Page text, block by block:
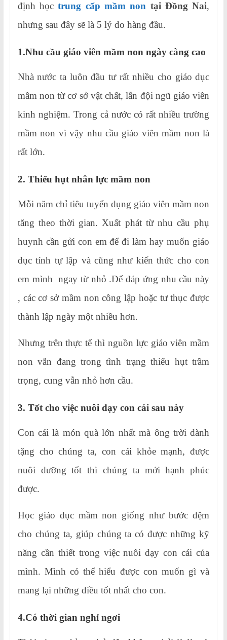
định học trung cấp mầm non tại Đồng Nai,
nhưng sau đây sẽ là 5 lý do hàng đầu.
1.Nhu cầu giáo viên mầm non ngày càng cao
Nhà nước ta luôn đầu tư rất nhiều cho giáo dục
mầm non từ cơ sở vật chất, lẫn đội ngũ giáo viên
kinh nghiệm. Trong cả nước có rất nhiều trường
mầm non vì vậy nhu cầu giáo viên mầm non là
rất lớn.
2. Thiếu hụt nhân lực mầm non
Mỗi năm chỉ tiêu tuyển dụng giáo viên mầm non
tăng theo thời gian. Xuất phát từ nhu cầu phụ
huynh cần gửi con em để đi làm hay muốn giáo
dục tính tự lập và cũng như kiến thức cho con
em mình ngay từ nhỏ .Để đáp ứng nhu cầu này
, các cơ sở mầm non công lập hoặc tư thục được
thành lập ngày một nhiều hơn.
Nhưng trên thực tế thì nguồn lực giáo viên mầm
non vẫn đang trong tình trạng thiếu hụt trầm
trọng, cung vẫn nhỏ hơn cầu.
3. Tốt cho việc nuôi dạy con cái sau này
Con cái là món quà lớn nhất mà ông trời dành
tặng cho chúng ta, con cái khỏe mạnh, được
nuôi dưỡng tốt thì chúng ta mới hạnh phúc
được.
Học giáo dục mầm non giống như bước đệm
cho chúng ta, giúp chúng ta có được những kỹ
năng cần thiết trong việc nuôi dạy con cái của
mình. Mình có thể hiểu được con muốn gì và
mang lại những điều tốt nhất cho con.
4.Có thời gian nghỉ ngơi